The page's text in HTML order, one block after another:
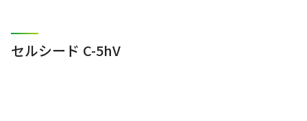
セルシード C-5hV